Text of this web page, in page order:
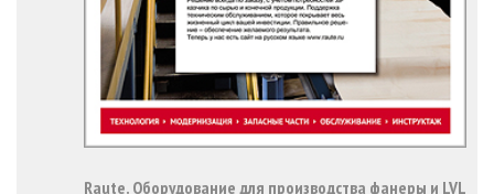
Raute. Оборудование для производства фанеры и LVL